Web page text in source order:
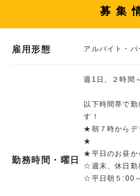
募集
雇用形態 アルバイト・パ
勤務時間・曜日
週1日、２時間
以下時間帯で
す！
★朝７時からデ
★
★平日のお昼か
☆週末、休日勤
☆平日朝５:00